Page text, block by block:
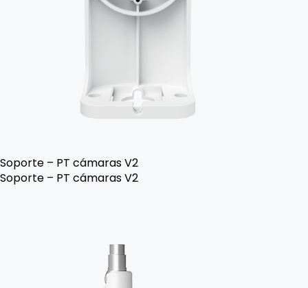
Soporte – PT cámaras V2
Soporte – PT cámaras V2